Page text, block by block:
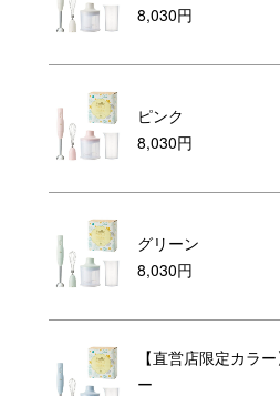
8,030円
ピンク
8,030円
グリーン
8,030円
【直営店限定カラ
ー